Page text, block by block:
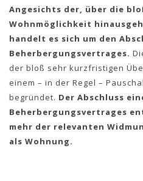
Angesichts der, über die
Wohnmöglichkeit
handelt es sich um den
Beherbergungsvertrages.
der bloß sehr kurzfristigen
einem – in der Regel –
begründet. Der Abschluss
Beherbergungsvertrages
mehr der relevanten
als Wohnung.